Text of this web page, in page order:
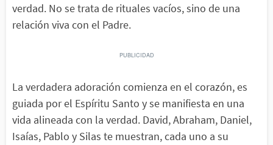
verdad. No se trata de rituales vacíos, sino de una
relación viva con el Padre.
La verdadera adoración comienza en el corazón, es
guiada por el Espíritu Santo y se manifiesta en una
vida alineada con la verdad. David, Abraham, Daniel,
Isaías, Pablo y Silas te muestran, cada uno a su